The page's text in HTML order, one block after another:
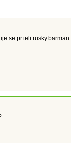
se příteli ruský barman.